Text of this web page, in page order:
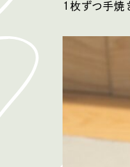
1枚ずつ手焼